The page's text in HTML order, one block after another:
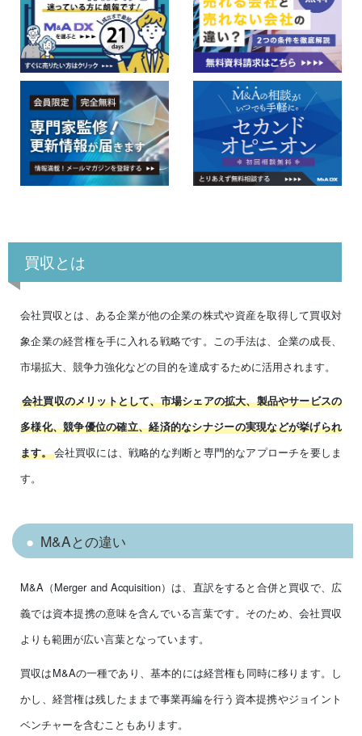
買収とは
会社買収とは、ある企業が他の企業の株式や資産を取得して買収対
象企業の経営権を手に入れる戦略です。この手法は、企業の成長、
市場拡大、競争力強化などの目的を達成するために活用されます。
会社買収のメリットとして、市場シェアの拡大、製品やサービスの
多様化、競争優位の確立、経済的なシナジーの実現などが挙げられ
ます。会社買収には、戦略的な判断と専門的なアプローチを要しま
す。
M&Aとの違い
M&A（Merger and Acquisition）は、直訳をすると合併と買収で、広
義では資本提携の意味を含んでいる言葉です。そのため、会社買収
よりも範囲が広い言葉となっています。
買収はM&Aの一種であり、基本的には経営権も同時に移ります。し
かし、経営権は残したままで事業再編を行う資本提携やジョイント
ベンチャーを含むこともあります。